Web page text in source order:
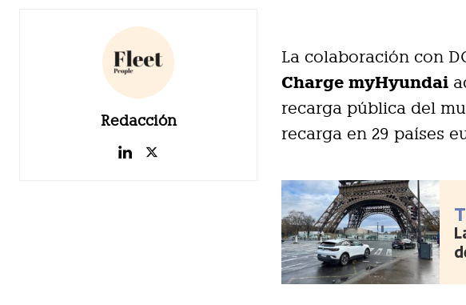
Redacción
La colaboración con
Charge myHyundai
recarga pública del
recarga en 29 países